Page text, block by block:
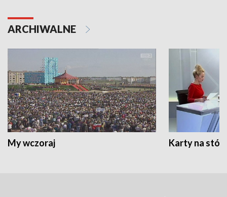
ARCHIWALNE
My wczoraj Karty na